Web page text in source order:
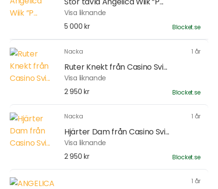
Visa liknande
5 000 kr
Blocket.se
Nacka 1 år
Ruter Knekt från Casino Svi...
Visa liknande
2 950 kr
Blocket.se
Nacka 1 år
Hjärter Dam från Casino Svi...
Visa liknande
2 950 kr
Blocket.se
1 år